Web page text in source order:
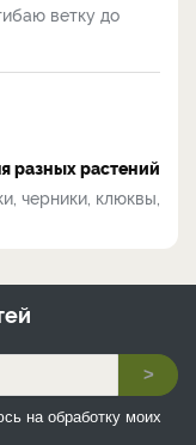
ветку до
разных растений
черники, клюквы,
>
на обработку моих